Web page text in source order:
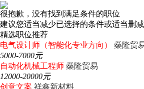
很抱歉，没有找到满足条件的职位
建议您适当减少已选择的条件或适当删
精选职位推荐
电气设计师（智能化专业方向）
燊隆贸
5000-7000元
自动化机械工程师 燊隆贸易
12000-20000元
创意文案 祥鑫新材料